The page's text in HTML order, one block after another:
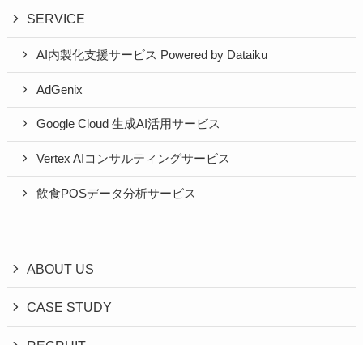
SERVICE
AI内製化支援サービス Powered by Dataiku
AdGenix
Google Cloud 生成AI活用サービス
Vertex AIコンサルティングサービス
飲食POSデータ分析サービス
ABOUT US
CASE STUDY